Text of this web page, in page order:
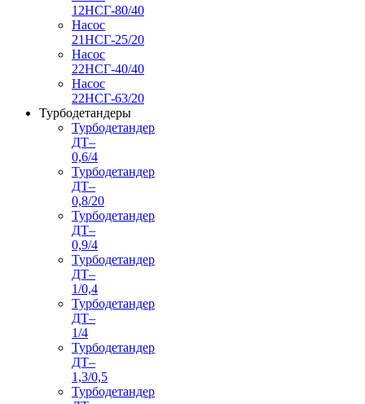
12НСГ-80/40
Насос
21НСГ-25/20
Насос
22НСГ-40/40
Насос
22НСГ-63/20
Турбодетандеры
Турбодетандер
ДТ–
0,6/4
Турбодетандер
ДТ–
0,8/20
Турбодетандер
ДТ–
0,9/4
Турбодетандер
ДТ–
1/0,4
Турбодетандер
ДТ–
1/4
Турбодетандер
ДТ–
1,3/0,5
Турбодетандер